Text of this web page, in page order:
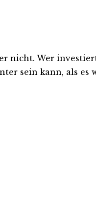
nicht. Wer
sein kann, als es